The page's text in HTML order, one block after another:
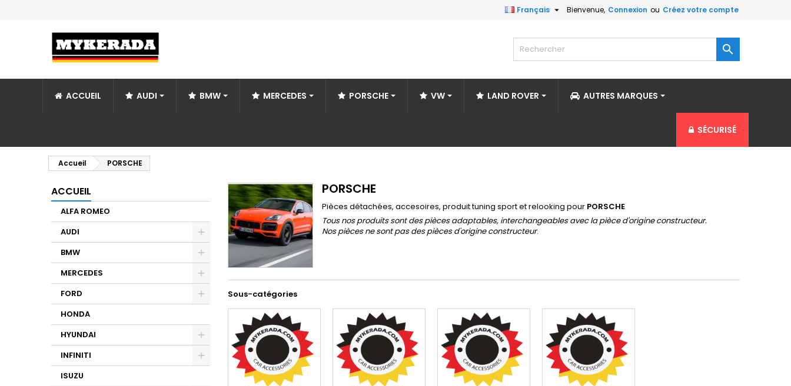
Bienvenue, Connexion ou Créez votre compte
Français 

ACCUEIL AUDI BMW MERCEDES PORSCHE VW LAND ROVER AUTRES MARQUES
SÉCURISÉ
Accueil PORSCHE
ACCUEIL
ALFA ROMEO
AUDI
BMW
MERCEDES
FORD
HONDA
HYUNDAI
INFINITI
ISUZU
PORSCHE
Pièces détachées, accesoires, produit tuning sport et relooking pour PORSCHE
Tous nos produits sont des pièces adaptables, interchangeables avec la pièce d'origine constructeur.
Nos pièces ne sont pas des pièces d'origine constructeur.
Sous-catégories